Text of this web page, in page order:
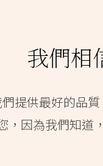
我們相
提供最好的品
，因為我們知道